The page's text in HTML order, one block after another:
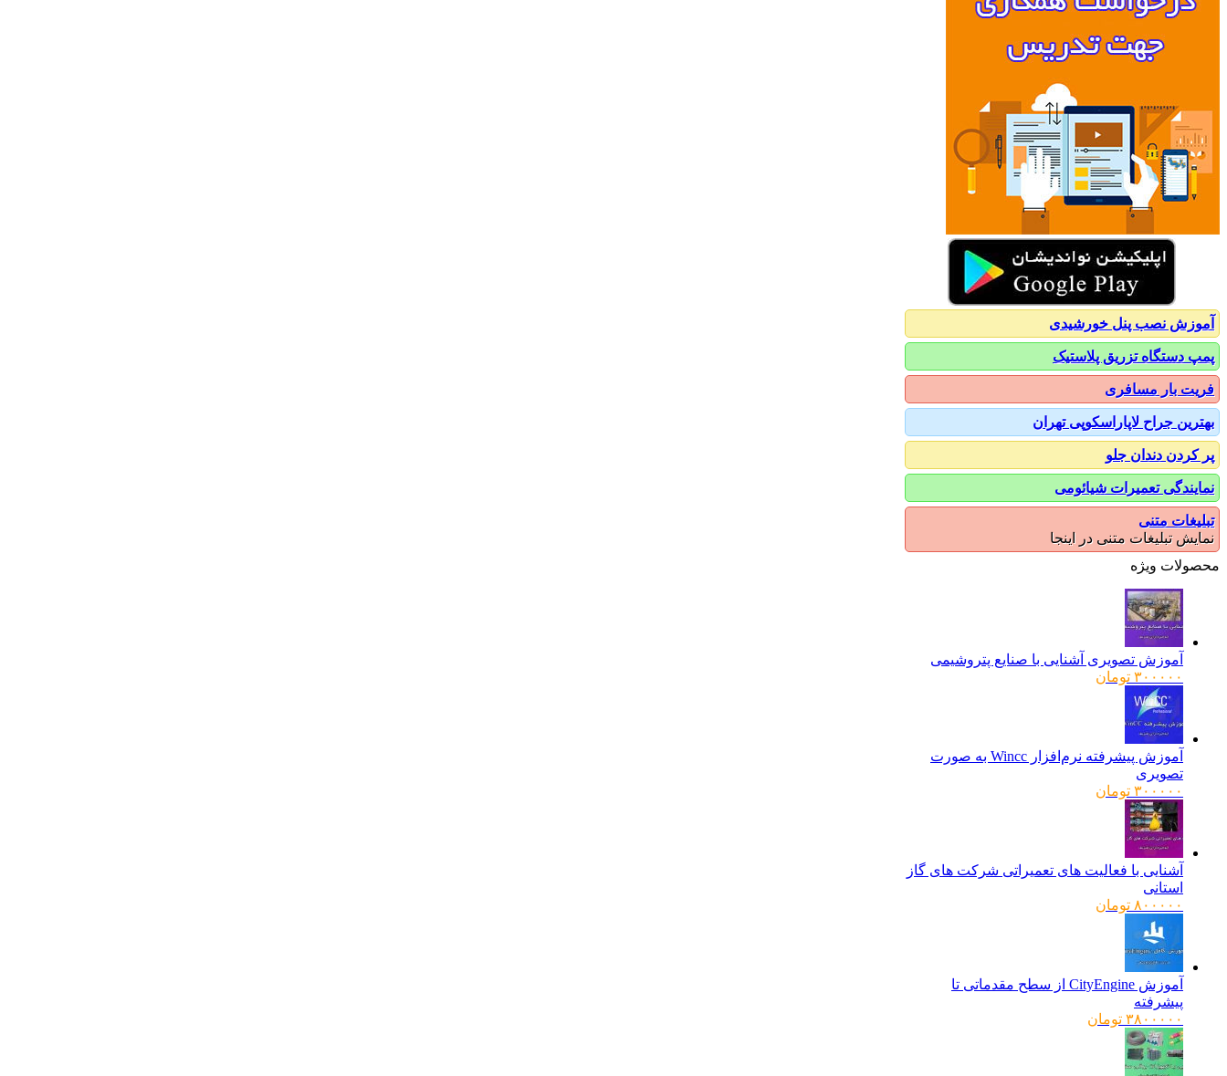
آموزش نصب پنل خورشیدی
پمپ دستگاه تزریق پلاستیک
فریت بار مسافری
بهترین جراح لاپاراسکوپی تهران
پر کردن دندان جلو
نمایندگی تعمیرات شیائومی
تبلیغات متنی
نمایش تبلیغات متنی در اینجا
محصولات ویژه
آموزش تصویری آشنایی با صنایع پتروشیمی
۳۰۰۰۰۰ تومان
آموزش پیشرفته نرم‌افزار Wincc به صورت
تصویری
۳۰۰۰۰۰ تومان
آشنایی با فعالیت های تعمیراتی شرکت های گاز
استانی
۸۰۰۰۰۰ تومان
آموزش CityEngine از سطح مقدماتی تا
پیشرفته
۳۸۰۰۰۰۰ تومان